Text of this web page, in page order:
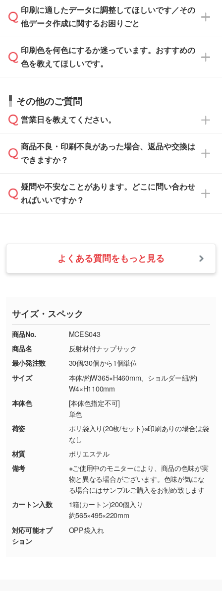
ご入稿後は経験豊富なスタッフがデータに不備
がないかチェックし、お客様と確認してから印
刷に進みますので、ご安心ください。
入稿用のテンプレートはPDF形式ですが、
IllustratorやPhotoshopで開いてご利用いただけ
方」をご確認ください。
印刷に適したデータ・解像度かどうか、担当ス
タッフが事前に確認いたします。
ムへ添付いただくか、担当スタッフ宛にメール
でお送りください。
い合わせください。
なお、印刷用データの作り方に関する詳細は、
印刷に適したデータに調整してほしいです／その
他データ作成に関するお困りごと
データ作成でお困りの際には、担当スタッフが
サポートいたしますのでお気軽にご相談くださ
から添付してお送りください。
しい
解像度の低い画像や、手書きのイラスト、写真
などを、印刷に適したベクターデータに変換し
・フルカラーデータを1色に変換してほしい
・1色印刷でグラデーションや濃淡を表現した
い
す。→詳しく見る
・コーポレートカラーを使って印刷したい／印
刷色にこだわりがある
DIC・PANTONEなどのカラーチップの指定や、
現物支給による色指定も承っております。→詳
・背景がある画像からキャラクター部分だけを
使いたいです
シンプルな背景のデータや、使いたいキャラク
ター部分の輪郭がはっきりしているデータは切
り抜き処理が可能です。→
詳しく見る
・持っているデータの背景が足りない／塗り足
しの作り方が分からない
印刷したいデータが印刷範囲よりも小さい場
合、シンプルな色・柄の背景であれば拡張が可
能です。→
詳しく見る
印刷色を何色にするか迷っています。おすすめの
色を教えてほしいです。
お見積・ご注文・
相談いただきますと、担当スタッフがお客様の
ご希望や商品の本体色を確認し、印刷色をご提
本体色がブラック、ネイビーなど濃色の場合は
白色か淡い色の印刷色をおすすめしておりま
本体色がナチュラルなど淡色の場合、印刷をく
っきりと目立たせたいときは濃い印刷色が、柔
らかい雰囲気にしたいときは淡い印刷色が映え
また、お選びいただいた印刷色が本体色に合わ
ない場合や仕上がりに影響しそうな場合は、ス
その他のご質問
営業日を教えてください。
営業日は平日の10:00～18:00で、土日祝日はお
休みとなります。注文・見積・お問い合わせ
速やかに対応いたします。
商品不良・印刷不良があった場合、返品や交換は
できますか？
お手数をお掛けいたしますが、至急担当スタッ
フまでご連絡ください。商品の状況を確認し、
・お届け時に商品が損傷・故障している場合
・ご注文と異なる商品が届いた場合
・印刷不良があった場合
※詳しくは「商品の良品基準について
ください。
【返品・交換ができない場合】
・お客様の元で商品を加工された場合、または
商品が破損した場合
・商品到着後7日以上経過している場合
・お客様のご都合による返品・交換依頼(商
品・色・数量などの注文間違い等)
疑問や不安なことがあります。どこに問い合わせ
ればいいですか？
業日以内に担当スタッフよりメールにてご連絡
いたします。
お急ぎの場合はお電話でのご質問も受け付けて
TEL：0422-29-9911 営業時間10:00～
18:00(土日祝日除く)
お問い合わせフォームはこちら
よくある質問をもっと見る
サイズ・スペック
商品No.
MCES043
商品名
反射材付ナップサック
最小発注数
30個/30個から1個単位
サイズ
本体/約W365×H460mm、ショルダー紐/約
W4×H1100mm
本体色
[本体色指定不可]
単色
荷姿
ポリ袋入り(20枚/セット)※印刷ありの場合は袋
なし
材質
ポリエステル
備考
※ご使用中のモニターにより、商品の色味が実
物と異なる場合がございます。色味が気にな
る場合にはサンプルご購入をお勧め致します
カートン入数
1箱(カートン)200個入り
約565×495×220mm
対応可能オプ
ション
OPP袋入れ